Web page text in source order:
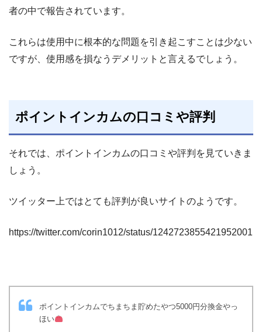
者の中で報告されています。
これらは使用中に根本的な問題を引き起こすことは少ない
ですが、使用感を損なうデメリットと言えるでしょう。
ポイントインカムの口コミや評判
それでは、ポイントインカムの口コミや評判を見ていきま
しょう。
ツイッター上ではとても評判が良いサイトのようです。
https://twitter.com/corin1012/status/1242723855421952001
ポイントインカムでちまちま貯めたやつ5000円分換金やっ
ほい